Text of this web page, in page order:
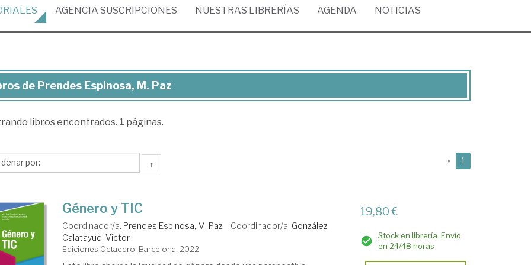
AGENCIA SUSCRIPCIONES NUESTRAS LIBRERÍAS AGENDA NOTICIAS
de Prendes Espinosa, M. Paz
libros encontrados. 1 páginas.
↑ « 1
Género y TIC
Coordinador/a. Prendes Espinosa, M. Paz Coordinador/a. González
Calatayud, Víctor
Ediciones Octaedro. Barcelona, 2022
19,80 €
Stock en librería. Envío
en 24/48 horas